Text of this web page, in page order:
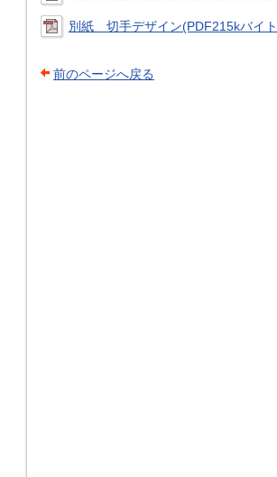
別紙 切手デザイン(PDF215kバイ
前のページへ戻る